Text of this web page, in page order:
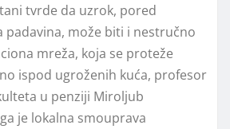
tvrde da uzrok, pored
padavina, može biti i nestručno
mreža, koja se proteže
ispod ugroženih kuća, profesor
u penziji Miroljub
je lokalna smouprava